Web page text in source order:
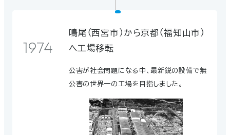
1974
鳴尾（西宮市）から京都（福知山市）
へ工場移転
公害が社会問題になる中、最新鋭の設備で無
公害の世界一の工場を目指しました。
B（SUMITOMO KYOWA-BLOCK）とし
ました。